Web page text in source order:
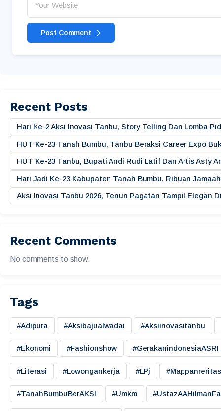
Post Comment
Recent Posts
Hari Ke-2 Aksi Inovasi Tanbu, Story Telling Dan Lomba
HUT Ke-23 Tanah Bumbu, Tanbu Beraksi Career Expo
HUT Ke-23 Tanbu, Bupati Andi Rudi Latif Dan Artis Asty
Hari Jadi Ke-23 Kabupaten Tanah Bumbu, Ribuan
Aksi Inovasi Tanbu 2026, Tenun Pagatan Tampil Elegan
Recent Comments
No comments to show.
Tags
#adipura #aksibajualwadai #aksiinovasitanbu
#ekonomi #fashionshow #gerakanindonesiaASRI
#literasi #lowongankerja #LPj
#TanahBumbuBerAKSI #umkm